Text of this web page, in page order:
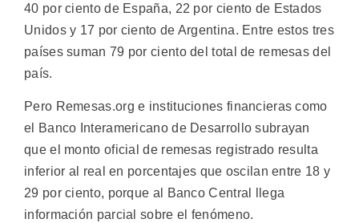
40 por ciento de España, 22 por ciento de Estados
Unidos y 17 por ciento de Argentina. Entre estos tres
países suman 79 por ciento del total de remesas del
país.
Pero Remesas.org e instituciones financieras como
el Banco Interamericano de Desarrollo subrayan
que el monto oficial de remesas registrado resulta
inferior al real en porcentajes que oscilan entre 18 y
29 por ciento, porque al Banco Central llega
información parcial sobre el fenómeno.